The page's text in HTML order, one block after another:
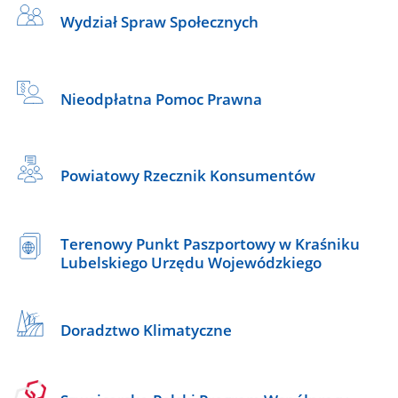
Wydział Spraw Społecznych
Nieodpłatna Pomoc Prawna
Powiatowy Rzecznik Konsumentów
Terenowy Punkt Paszportowy w Kraśniku
Lubelskiego Urzędu Wojewódzkiego
Doradztwo Klimatyczne